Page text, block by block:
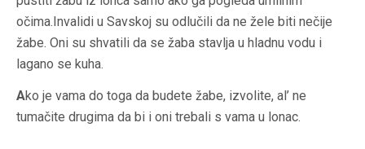
očima.Invalidi u Savskoj su odlučili da ne žele biti nečije
žabe. Oni su shvatili da se žaba stavlja u hladnu vodu i
lagano se kuha.
Ako je vama do toga da budete žabe, izvolite, al’ ne
tumačite drugima da bi i oni trebali s vama u lonac.